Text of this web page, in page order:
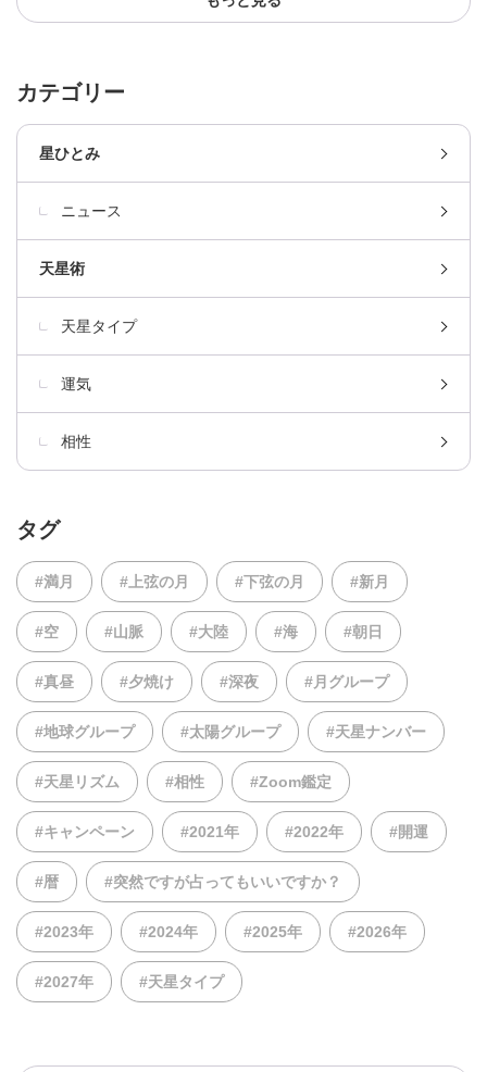
カテゴリー
星ひとみ
ニュース
天星術
天星タイプ
運気
相性
タグ
#満月 #上弦の月 #下弦の月 #新月
#空 #山脈 #大陸 #海 #朝日
#真昼 #夕焼け #深夜 #月グループ
#地球グループ #太陽グループ #天星ナンバー
#天星リズム #相性 #Zoom鑑定
#キャンペーン #2021年 #2022年 #開運
#暦 #突然ですが占ってもいいですか？
#2023年 #2024年 #2025年 #2026年
#2027年 #天星タイプ